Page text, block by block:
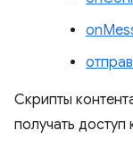
Скрипты
получать доступ